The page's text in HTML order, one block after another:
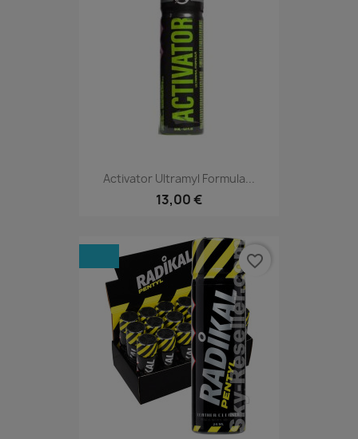
Activator Ultramyl Formula...
13,00 €
favorite_border